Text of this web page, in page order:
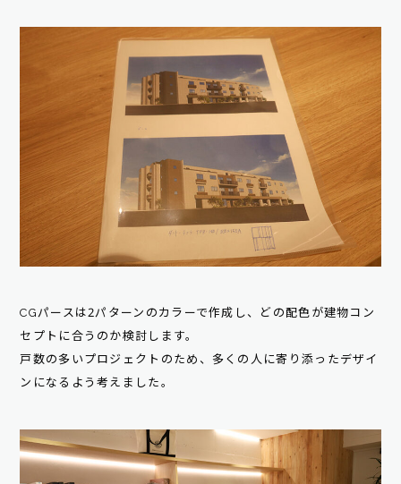
CGパースは2パターンのカラーで作成し、どの配色が建物コン
セプトに合うのか検討します。
戸数の多いプロジェクトのため、多くの人に寄り添ったデザイ
ンになるよう考えました。